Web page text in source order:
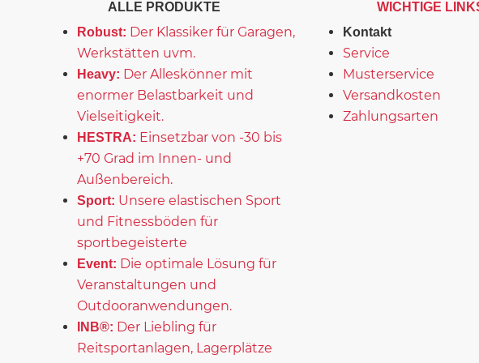
ALLE PRODUKTE
Robust: Der Klassiker für Garagen,
Werkstätten uvm.
Heavy: Der Alleskönner mit
enormer Belastbarkeit und
Vielseitigkeit.
HESTRA: Einsetzbar von -30 bis
+70 Grad im Innen- und
Außenbereich.
Sport: Unsere elastischen Sport
und Fitnessböden für
sportbegeisterte
Event: Die optimale Lösung für
Veranstaltungen und
Outdooranwendungen.
INB®: Der Liebling für
Reitsportanlagen, Lagerplätze
WICHTIGE
Kontakt
Service
Musterservice
Versandkosten
Zahlungsarten